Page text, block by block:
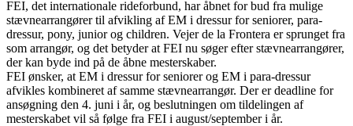
FEI, det internationale rideforbund, har åbnet for bud fra mulige
stævnearrangører til afvikling af EM i dressur for seniorer, para-
dressur, pony, junior og children. Vejer de la Frontera er sprunget fra
som arrangør, og det betyder at FEI nu søger efter stævnearrangører,
der kan byde ind på de åbne mesterskaber.
FEI ønsker, at EM i dressur for seniorer og EM i para-dressur
afvikles kombineret af samme stævnearrangør. Der er deadline for
ansøgning den 4. juni i år, og beslutningen om tildelingen af
mesterskabet vil så følge fra FEI i august/september i år.